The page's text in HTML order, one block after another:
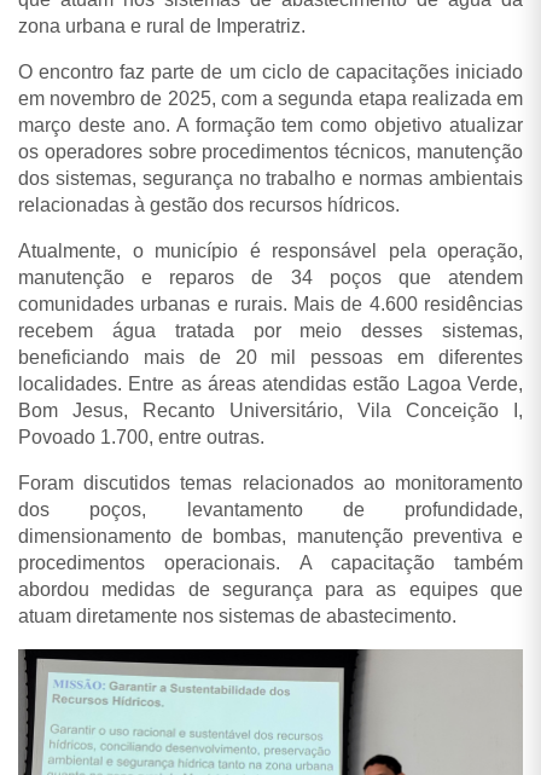
zona urbana e rural de Imperatriz.
O encontro faz parte de um ciclo de capacitações iniciado
em novembro de 2025, com a segunda etapa realizada em
março deste ano. A formação tem como objetivo atualizar
os operadores sobre procedimentos técnicos, manutenção
dos sistemas, segurança no trabalho e normas ambientais
relacionadas à gestão dos recursos hídricos.
Atualmente, o município é responsável pela operação,
manutenção e reparos de 34 poços que atendem
comunidades urbanas e rurais. Mais de 4.600 residências
recebem água tratada por meio desses sistemas,
beneficiando mais de 20 mil pessoas em diferentes
localidades. Entre as áreas atendidas estão Lagoa Verde,
Bom Jesus, Recanto Universitário, Vila Conceição I,
Povoado 1.700, entre outras.
Foram discutidos temas relacionados ao monitoramento
dos poços, levantamento de profundidade,
dimensionamento de bombas, manutenção preventiva e
procedimentos operacionais. A capacitação também
abordou medidas de segurança para as equipes que
atuam diretamente nos sistemas de abastecimento.